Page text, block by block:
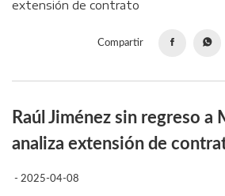
Compartir
Raúl Jiménez sin regreso a
analiza extensión de
- 2025-04-08